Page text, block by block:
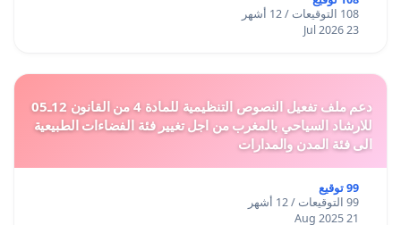
108 التوقيعات / 12 أشهر
23 Jul 2026
دعم ملف تفعيل النصوص التنظيمية للمادة 4 من القانون 12ـ05
للارشاد السياحي بالمغرب من اجل تغيير فئة الفضاءات الطبيعية
الى فئة المدن والمدارات
99 توقيع
99 التوقيعات / 12 أشهر
21 Aug 2025